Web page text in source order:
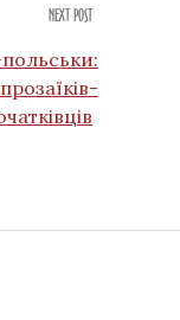
NEXT POST